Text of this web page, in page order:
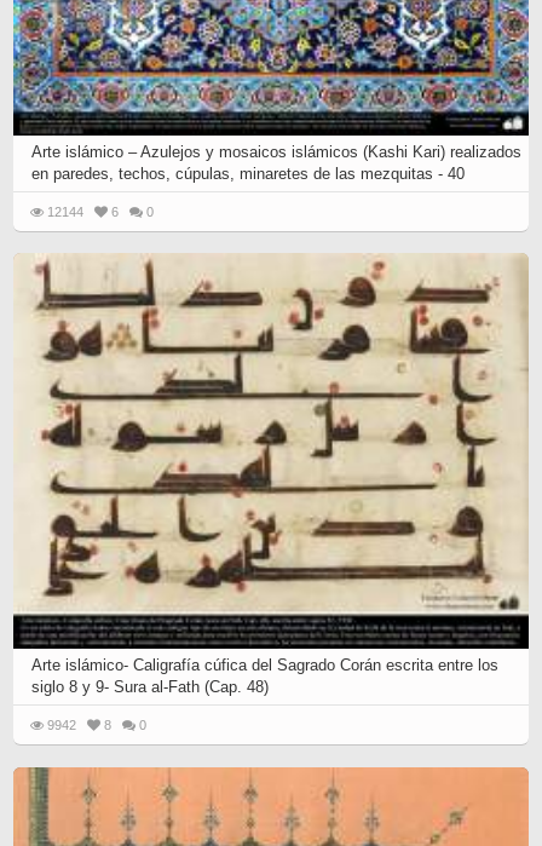
Arte islámico – Azulejos y mosaicos islámicos (Kashi Kari) realizados
en paredes, techos, cúpulas, minaretes de las mezquitas - 40
12144 6 0
Arte islámico- Caligrafía cúfica del Sagrado Corán escrita entre los
siglo 8 y 9- Sura al-Fath (Cap. 48)
9942 8 0